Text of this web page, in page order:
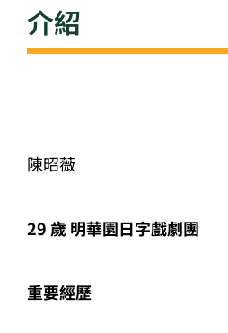
介紹
陳昭薇
29 歲 明華園日字戲劇團
重要經歷